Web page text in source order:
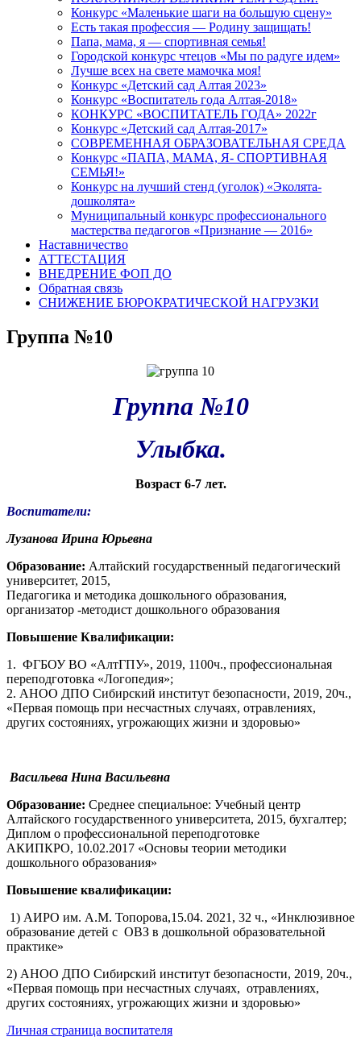
Конкурс «Маленькие шаги на большую сцену»
Есть такая профессия — Родину защищать!
Папа, мама, я — спортивная семья!
Городской конкурс чтецов «Мы по радуге идем»
Лучше всех на свете мамочка моя!
Конкурс «Детский сад Алтая 2023»
Конкурс «Воспитатель года Алтая-2018»
КОНКУРС «ВОСПИТАТЕЛЬ ГОДА» 2022г
Конкурс «Детский сад Алтая-2017»
СОВРЕМЕННАЯ ОБРАЗОВАТЕЛЬНАЯ СРЕДА
Конкурс «ПАПА, МАМА, Я- СПОРТИВНАЯ
СЕМЬЯ!»
Конкурс на лучший стенд (уголок) «Эколята-
дошколята»
Муниципальный конкурс профессионального
мастерства педагогов «Признание — 2016»
Наставничество
АТТЕСТАЦИЯ
ВНЕДРЕНИЕ ФОП ДО
Обратная связь
СНИЖЕНИЕ БЮРОКРАТИЧЕСКОЙ НАГРУЗКИ
Группа №10
Группа №10
Улыбка.
Возраст 6-7 лет.
Воспитатели:
Лузанова Ирина Юрьевна
Образование: Алтайский государственный педагогический
университет, 2015,
Педагогика и методика дошкольного образования,
организатор -методист дошкольного образования
Повышение Квалификации:
1. ФГБОУ ВО «АлтГПУ», 2019, 1100ч., профессиональная
переподготовка «Логопедия»;
2. АНОО ДПО Сибирский институт безопасности, 2019, 20ч.,
«Первая помощь при несчастных случаях, отравлениях,
других состояниях, угрожающих жизни и здоровью»
Васильева Нина Васильевна
Образование: Среднее специальное: Учебный центр
Алтайского государственного университета, 2015, бухгалтер;
Диплом о профессиональной переподготовке
АКИПКРО, 10.02.2017 «Основы теории методики
дошкольного образования»
Повышение квалификации:
1) АИРО им. А.М. Топорова,15.04. 2021, 32 ч., «Инклюзивное
образование детей с ОВЗ в дошкольной образовательной
практике»
2) АНОО ДПО Сибирский институт безопасности, 2019, 20ч.,
«Первая помощь при несчастных случаях, отравлениях,
других состояниях, угрожающих жизни и здоровью»
Личная страница воспитателя